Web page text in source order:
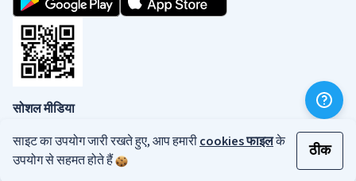
सोशल मीडिया
साइट का उपयोग जारी रखते हुए, आप हमारीcookies फाइलके
उपयोग से सहमत होते हैं
ठीक